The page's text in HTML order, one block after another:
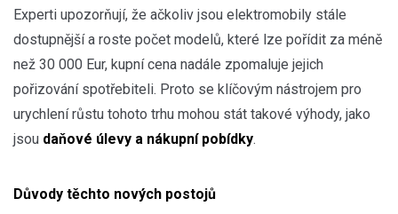
Experti upozorňují, že ačkoliv jsou elektromobily stále
dostupnější a roste počet modelů, které lze pořídit za méně
než 30 000 Eur, kupní cena nadále zpomaluje jejich
pořizování spotřebiteli. Proto se klíčovým nástrojem pro
urychlení růstu tohoto trhu mohou stát takové výhody, jako
jsou daňové úlevy a nákupní pobídky.
Důvody těchto nových postojů